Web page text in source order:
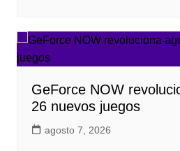
GeForce NOW
26 nuevos juegos
agosto 7, 2026